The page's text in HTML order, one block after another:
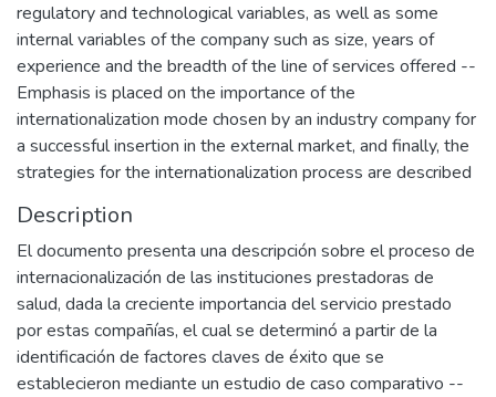
regulatory and technological variables, as well as some
internal variables of the company such as size, years of
experience and the breadth of the line of services offered --
Emphasis is placed on the importance of the
internationalization mode chosen by an industry company for
a successful insertion in the external market, and finally, the
strategies for the internationalization process are described
Description
El documento presenta una descripción sobre el proceso de
internacionalización de las instituciones prestadoras de
salud, dada la creciente importancia del servicio prestado
por estas compañías, el cual se determinó a partir de la
identificación de factores claves de éxito que se
establecieron mediante un estudio de caso comparativo --